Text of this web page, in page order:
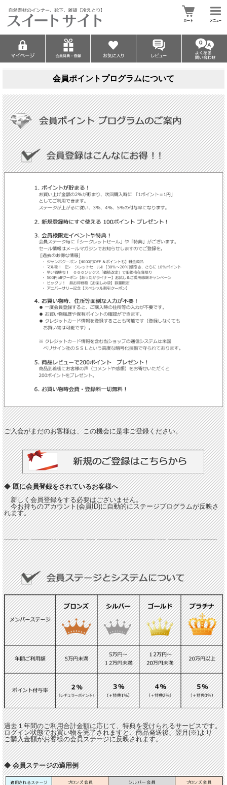
会員ポイントプログラムについて
ご入会がまだのお客様は、この機会に是非ご登録ください。
◆既に会員登録をされているお客様へ
新しく会員登録をする必要はございません。
今お持ちのアカウント(会員ID)に自動的にステージプログラムが反映さ
れます。
過去１年間のご利用合計金額に応じて、特典を受けられるサービスです。
ログイン状態でお買い物を完了されますと、商品発送後、翌月(※)より
ご購入金額がお客様の会員ステージに反映されます。
◆ 会員ステージの適用例